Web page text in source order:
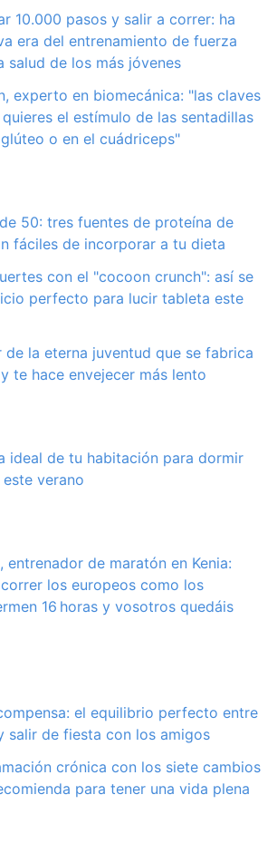
10.000 pasos y salir a correr: ha
era del entrenamiento de fuerza
salud de los más jóvenes
experto en biomecánica: "las claves
el estímulo de las sentadillas
o en el cuádriceps"
50: tres fuentes de proteína de
fáciles de incorporar a tu dieta
con el "cocoon crunch": así se
perfecto para lucir tableta este
de la eterna juventud que se fabrica
te hace envejecer más lento
ideal de tu habitación para dormir
verano
entrenador de maratón en Kenia:
los europeos como los
16 horas y vosotros quedáis
el equilibrio perfecto entre
salir de fiesta con los amigos
crónica con los siete cambios
para tener una vida plena